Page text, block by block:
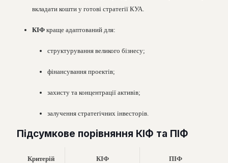
вкладати кошти у готові стратегії КУА.
КІФ краще адаптований для:
структурування великого бізнесу;
фінансування проектів;
захисту та концентрації активів;
залучення стратегічних інвесторів.
Підсумкове порівняння КІФ та ПІФ
Критерій КІФ ПІФ